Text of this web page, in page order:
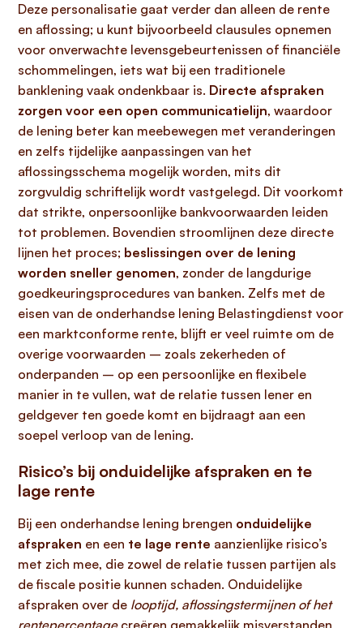
Deze personalisatie gaat verder dan alleen de rente
en aflossing; u kunt bijvoorbeeld clausules opnemen
voor onverwachte levensgebeurtenissen of financiële
schommelingen, iets wat bij een traditionele
banklening vaak ondenkbaar is. Directe afspraken
zorgen voor een open communicatielijn, waardoor
de lening beter kan meebewegen met veranderingen
en zelfs tijdelijke aanpassingen van het
aflossingsschema mogelijk worden, mits dit
zorgvuldig schriftelijk wordt vastgelegd. Dit voorkomt
dat strikte, onpersoonlijke bankvoorwaarden leiden
tot problemen. Bovendien stroomlijnen deze directe
lijnen het proces; beslissingen over de lening
worden sneller genomen, zonder de langdurige
goedkeuringsprocedures van banken. Zelfs met de
eisen van de onderhandse lening Belastingdienst voor
een marktconforme rente, blijft er veel ruimte om de
overige voorwaarden – zoals zekerheden of
onderpanden – op een persoonlijke en flexibele
manier in te vullen, wat de relatie tussen lener en
geldgever ten goede komt en bijdraagt aan een
soepel verloop van de lening.
Risico’s bij onduidelijke afspraken en te
lage rente
Bij een onderhandse lening brengen onduidelijke
afspraken en een te lage rente aanzienlijke risico’s
met zich mee, die zowel de relatie tussen partijen als
de fiscale positie kunnen schaden. Onduidelijke
afspraken over de looptijd, aflossingstermijnen of het
rentepercentagecreëren gemakkelijk misverstanden